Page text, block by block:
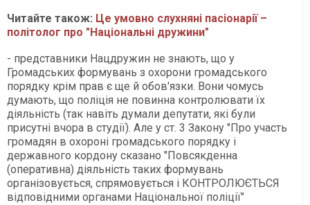
Читайте також: Це умовно слухняні пасіонарії –
політолог про "Національні дружини"
- представники Нацдружин не знають, що у
Громадських формувань з охорони громадського
порядку крім прав є ще й обов'язки. Вони чомусь
думають, що поліція не повинна контролювати їх
діяльність (так навіть думали депутати, які були
присутні вчора в студії). Але у ст. 3 Закону "Про участь
громадян в охороні громадського порядку і
державного кордону сказано "Повсякденна
(оперативна) діяльність таких формувань
організовується, спрямовується і КОНТРОЛЮЄТЬСЯ
відповідними органами Національної поліції"